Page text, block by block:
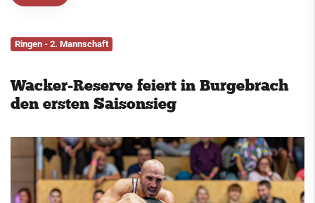
Ringen - 2. Mannschaft
Wacker-Reserve feiert in Burgebrach
den ersten Saisonsieg
Sportdeutschland-News
Kontakt